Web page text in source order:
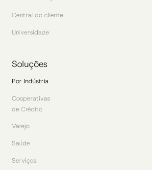
Central do cliente
Universidade
Soluções
Por Indústria
Cooperativas
de Crédito
Varejo
Saúde
Serviços